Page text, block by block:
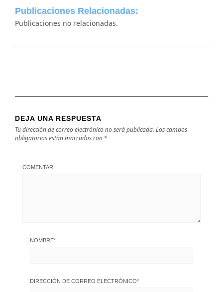
Publicaciones Relacionadas:
Publicaciones no relacionadas.
DEJA UNA RESPUESTA
Tu dirección de correo electrónico no será publicada. Los campos
obligatorios están marcados con *
COMENTAR
NOMBRE*
DIRECCIÓN DE CORREO ELECTRÓNICO*